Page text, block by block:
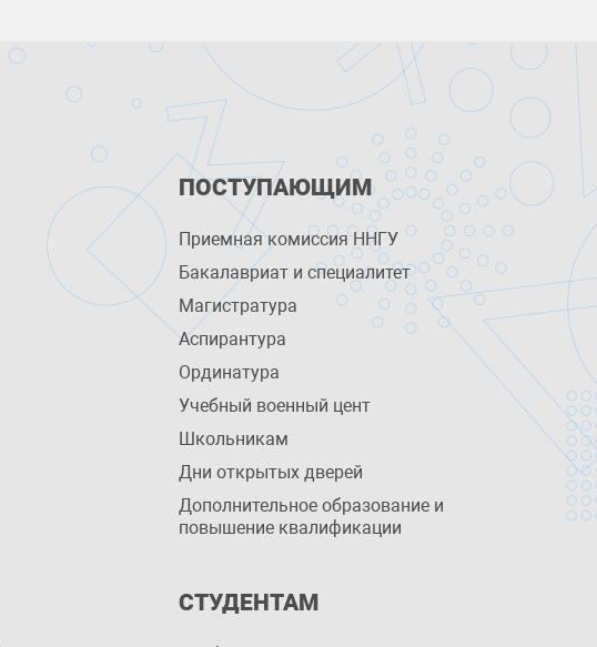
ПОСТУПАЮЩИМ
Приемная комиссия ННГУ
Бакалавриат и специалитет
Магистратура
Аспирантура
Ординатура
Учебный военный цент
Школьникам
Дни открытых дверей
Дополнительное образование и
повышение квалификации
СТУДЕНТАМ